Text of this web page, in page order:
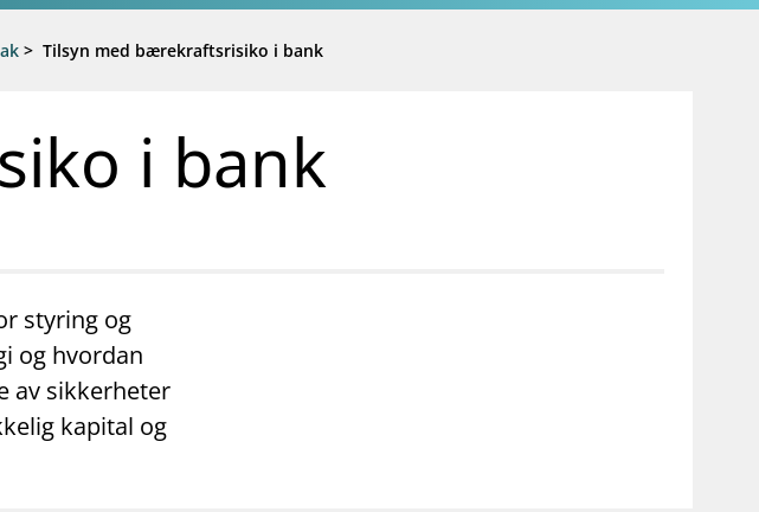
> Tilsyn med bærekraftsrisiko i bank
i bank
styring og
og hvordan
av sikkerheter
kapital og